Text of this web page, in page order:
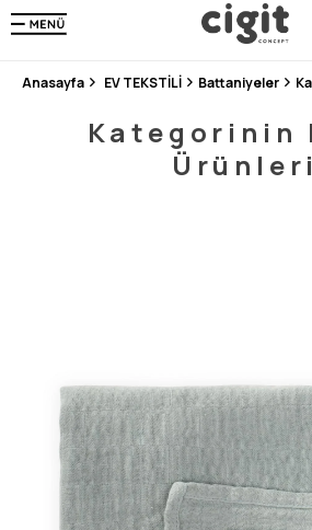
250.000'DEN FAZLA DEĞERLENDİRMEDE 5
3 MİLYONDAN FAZLA MUTLU MÜŞTERİ ❤️
Anasayfa EV TEKSTİLİ Battaniyeler
Kategorinin
Ürünleri